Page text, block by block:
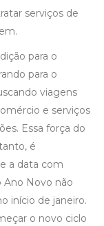
serviços de
para o
para o
viagens
e serviços
Essa força do
é
a data com
Ano Novo não
início de janeiro.
o novo ciclo